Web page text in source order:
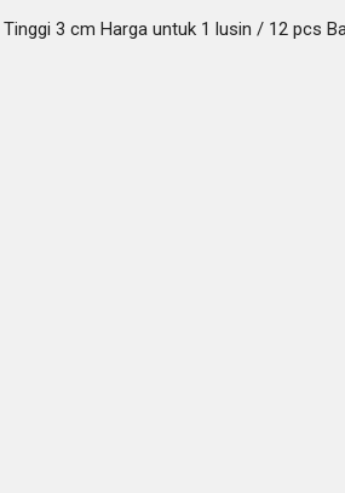
3 cm Harga untuk 1 lusin / 12 pcs